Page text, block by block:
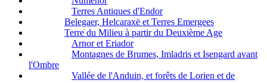
Terres Antiques d'Endor
Belegaer, Helcaraxë et Terres Emergees
Terre du Milieu à partir du Deuxième Age
Arnor et Eriador
Montagnes de Brumes, Imladris et Isengard avant
l'Ombre
Vallée de l'Anduin, et forêts de Lorien et de